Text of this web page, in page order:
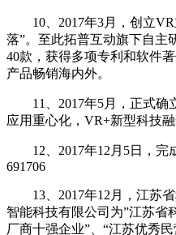
10、2017年3月，创立VR
落”。至此拓普互动旗下自主
40款，获得多项专利和软件
产品畅销海内外。
11、2017年5月，正式确
应用重心化，VR+新型科技
12、2017年12月5日，完
691706
13、2017年12月，江苏省
智能科技有限公司为”江苏省
厂商十强企业”、“江苏优秀